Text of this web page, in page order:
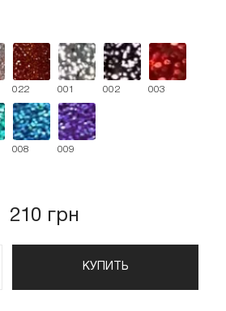
022 001 002 003
008 009
210 грн
КУПИТЬ